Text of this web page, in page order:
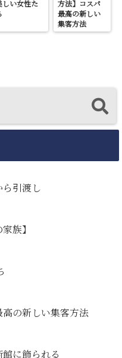
しい女性た
方法】コスパ
最高の新しい
集客方法
引渡し
族】
高の新しい集客方法
に飾られる